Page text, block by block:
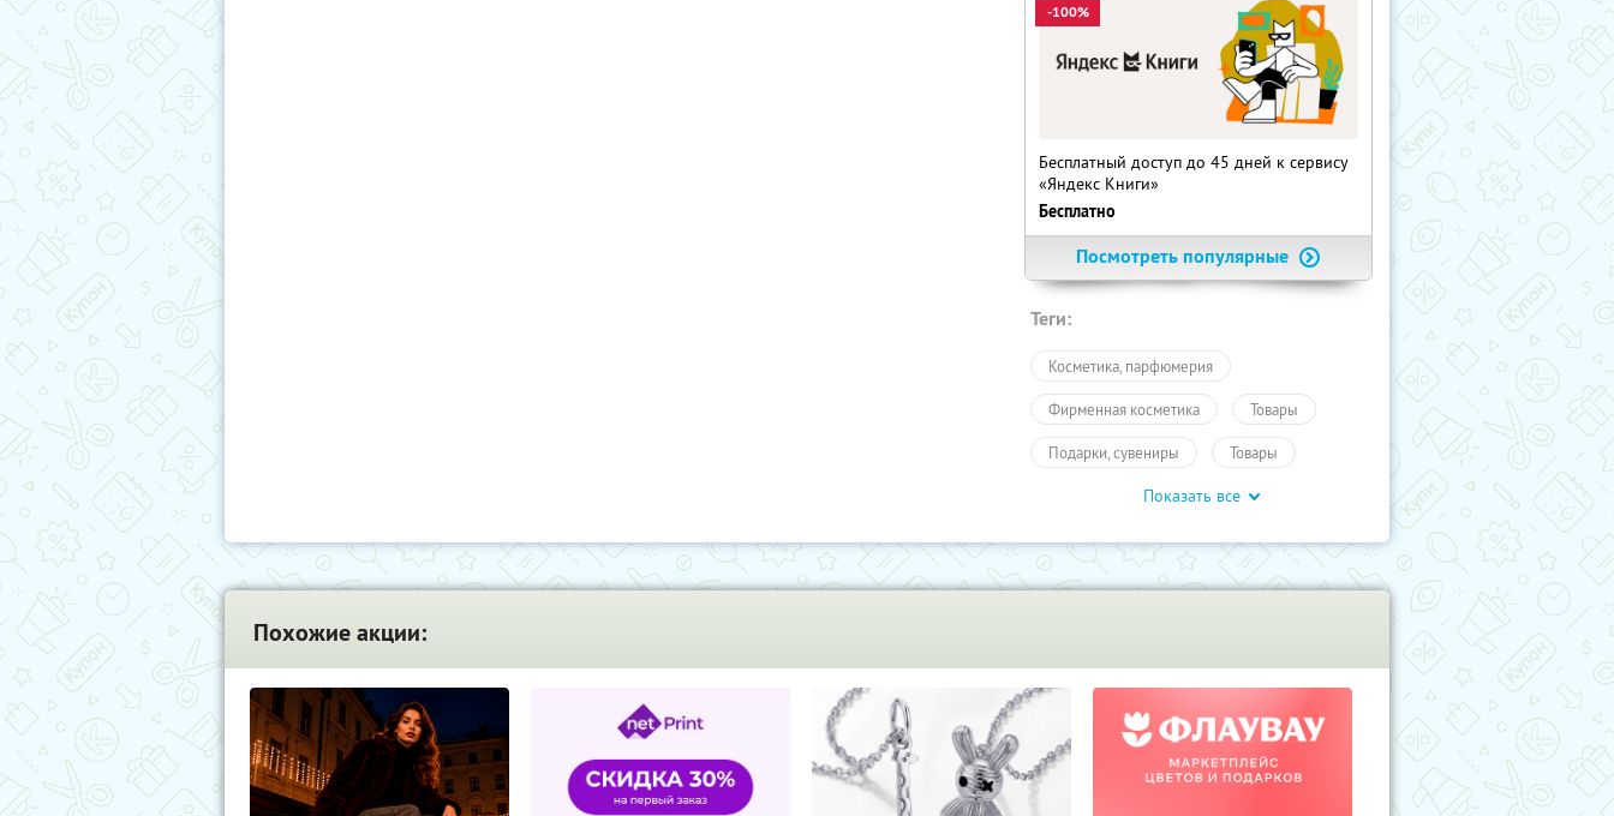
-100%
Бесплатный доступ до 45 дней к сервису
«Яндекс Книги»
Бесплатно
Посмотреть популярные
Теги:
Косметика, парфюмерия
Фирменная косметика Товары
Подарки, сувениры Товары
Разное Промокоды
ПолучиКупон
Показать все
Похожие акции: